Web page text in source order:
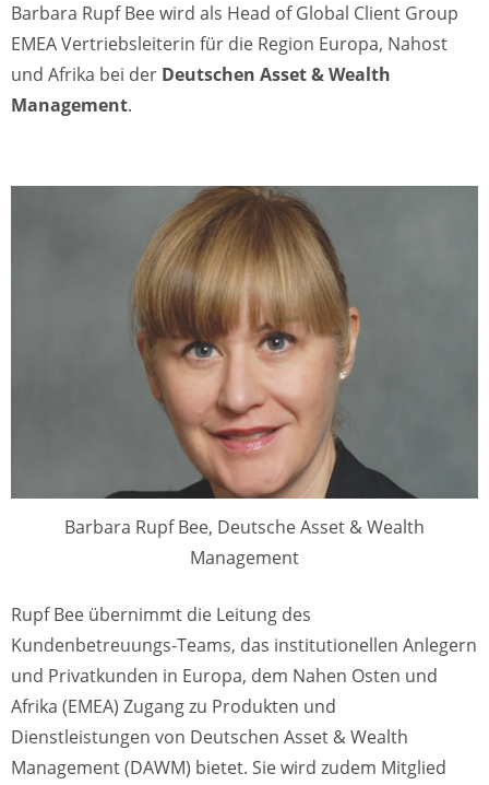
Barbara Rupf Bee wird als Head of Global Client Group
EMEA Vertriebsleiterin für die Region Europa, Nahost
und Afrika bei der Deutschen Asset & Wealth
Management.
Barbara Rupf Bee, Deutsche Asset & Wealth
Management
Rupf Bee übernimmt die Leitung des
Kundenbetreuungs-Teams, das institutionellen Anlegern
und Privatkunden in Europa, dem Nahen Osten und
Afrika (EMEA) Zugang zu Produkten und
Dienstleistungen von Deutschen Asset & Wealth
Management (DAWM) bietet. Sie wird zudem Mitglied